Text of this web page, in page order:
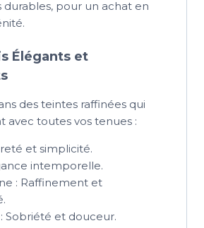
durables, pour un achat en
Élégants et
des teintes raffinées qui
avec toutes vos tenues :
et simplicité.
intemporelle.
: Raffinement et
Sobriété et douceur.